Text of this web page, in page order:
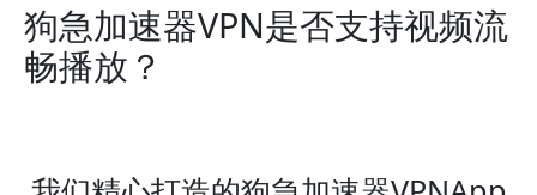
狗急加速器VPN是否支持视频流
畅播放？